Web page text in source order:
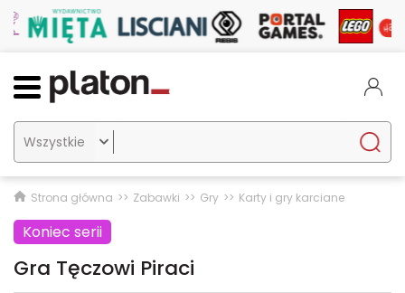

Strona główna Zabawki Gry Karty i gry karciane
Koniec serii
Gra Tęczowi Piraci